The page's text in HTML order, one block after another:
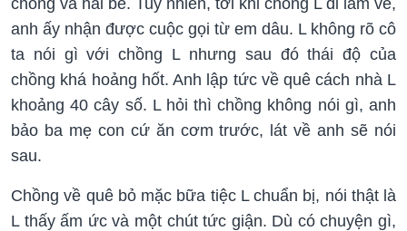
anh ấy nhận được cuộc gọi từ em dâu. L không rõ cô
ta nói gì với chồng L nhưng sau đó thái độ của
chồng khá hoảng hốt. Anh lập tức về quê cách nhà L
khoảng 40 cây số. L hỏi thì chồng không nói gì, anh
bảo ba mẹ con cứ ăn cơm trước, lát về anh sẽ nói
sau.
Chồng về quê bỏ mặc bữa tiệc L chuẩn bị, nói thật là
L thấy ấm ức và một chút tức giận. Dù có chuyện gì,